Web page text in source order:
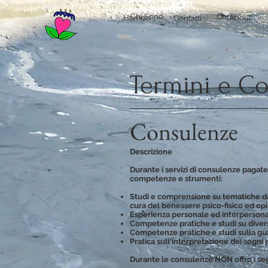
Chi Sono Corsi
Home Contatti About
Termini e
Consulenze
Descrizione
Durante i servizi di consulenze
competenze e strumenti:
Studi e comprensione su tematiche
cura del benessere psico-fisico ed
Esperienza personale ed
Competenze pratiche e studi su
Competenze pratiche e studi sulla
Pratica sull'interpretazione dei sogni
Durante le consulenze NON offro i